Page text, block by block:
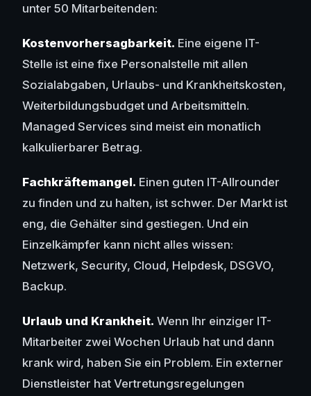
unter 50 Mitarbeitenden:
Kostenvorhersagbarkeit. Eine eigene IT-
Stelle ist eine fixe Personalstelle mit allen
Sozialabgaben, Urlaubs- und Krankheitskosten,
Weiterbildungsbudget und Arbeitsmitteln.
Managed Services sind meist ein monatlich
kalkulierbarer Betrag.
Fachkräftemangel. Einen guten IT-Allrounder
zu finden und zu halten, ist schwer. Der Markt ist
eng, die Gehälter sind gestiegen. Und ein
Einzelkämpfer kann nicht alles wissen:
Netzwerk, Security, Cloud, Helpdesk, DSGVO,
Backup.
Urlaub und Krankheit. Wenn Ihr einziger IT-
Mitarbeiter zwei Wochen Urlaub hat und dann
krank wird, haben Sie ein Problem. Ein externer
Dienstleister hat Vertretungsregelungen